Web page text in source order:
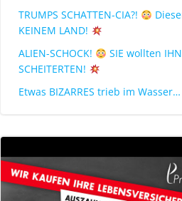
TRUMPS SCHATTEN-CIA?!
KEINEM LAND!
ALIEN-SCHOCK!
SIE wollten
SCHEITERTEN!
Etwas BIZARRES trieb im Wasser…